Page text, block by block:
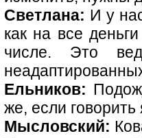
Светлана: И у
как на все
числе. Это
Ельников:
же, если
Мысловский: